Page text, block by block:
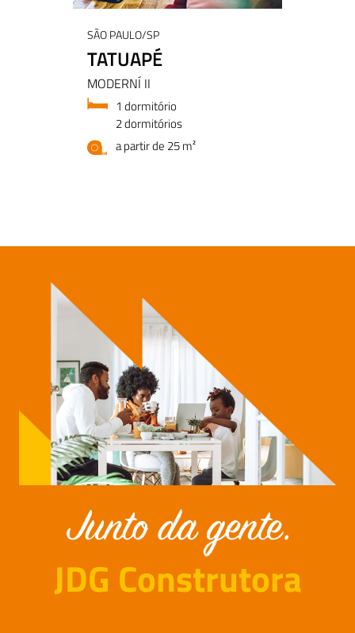
SÃO PAULO/SP
TATUAPÉ
MODERNÍ II
1 dormitório
2 dormitórios
a partir de 25 m²
JDG Construtora